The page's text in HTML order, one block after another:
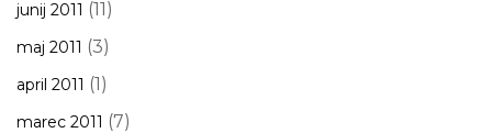
junij 2011 (11)
maj 2011 (3)
april 2011 (1)
marec 2011 (7)